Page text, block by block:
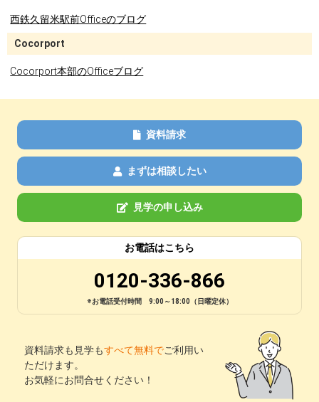
西鉄久留米駅前Officeのブログ
Cocorport
Cocorport本部のOfficeブログ
資料請求
まずは相談したい
見学の申し込み
お電話はこちら
0120-336-866
※お電話受付時間 9:00～18:00（日曜定休）
資料請求も見学もすべて無料でご利用い
ただけます。
お気軽にお問合せください！